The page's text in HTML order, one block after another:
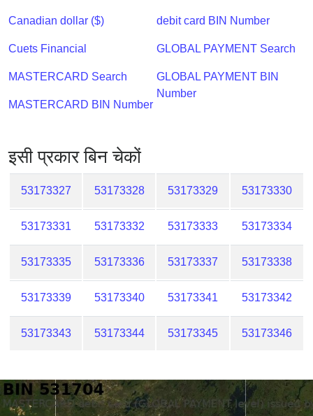
Lookup
IP
Checker
Validator
Canadian dollar ($)
Cuets Financial
MASTERCARD Search
MASTERCARD BIN Number
debit card BIN Number
GLOBAL PAYMENT Search
GLOBAL PAYMENT BIN
Number
इसी प्रकार बिन चेकों
53173327 53173328 53173329 53173330
53173331 53173332 53173333 53173334
53173335 53173336 53173337 53173338
53173339 53173340 53173341 53173342
53173343 53173344 53173345 53173346